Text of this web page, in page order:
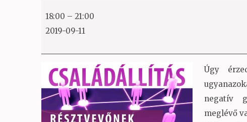
18:00 – 21:00
2019-09-11
Úgy
negatív
meglévő